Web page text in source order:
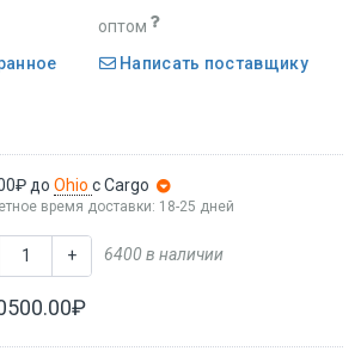
оптом
Написать поставщику
до Ohio с Cargo
время доставки: 18-25 дней
+ 6400 в наличии